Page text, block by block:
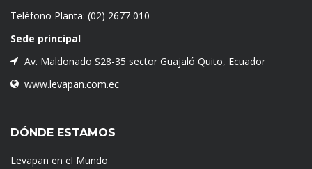
Teléfono Planta: (02) 2677 010
Sede principal
Av. Maldonado S28-35 sector Guajaló Quito, Ecuador
www.levapan.com.ec
DÓNDE ESTAMOS
Levapan en el Mundo